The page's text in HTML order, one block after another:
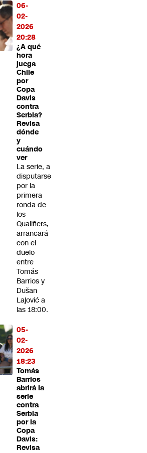
06-
02-
2026
20:28
¿A qué
hora
juega
Chile
por
Copa
Davis
contra
Serbia?
Revisa
dónde
y
cuándo
ver
La serie, a
disputarse
por la
primera
ronda de
los
Qualifiers,
arrancará
con el
duelo
entre
Tomás
Barrios y
Dušan
Lajović a
las 18:00.
05-
02-
2026
18:23
Tomás
Barrios
abrirá la
serie
contra
Serbia
por la
Copa
Davis:
Revisa